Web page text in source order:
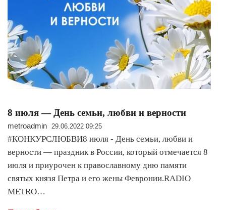
8 июля — День семьи, любви и верности
metroadmin 29.06.2022 09:25
#КОНКУРСЛЮБВИ8 июля - День семьи, любви и
верности — праздник в России, который отмечается 8
июля и приурочен к православному дню памяти
святых князя Петра и его жены Февронии.RADIO
METRO…